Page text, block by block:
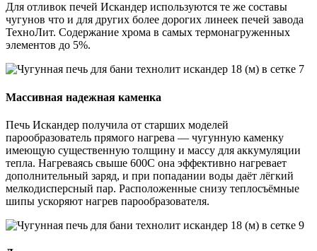
Для отливок печей Искандер используются те же составы
чугунов что и для других более дорогих линеек печей завода
ТехноЛит. Содержание хрома в самых термонагруженных
элементов до 5%.
Массивная надежная каменка
Печь Искандер получила от старших моделей
парообразователь прямого нагрева — чугунную каменку
имеющую существенную толщину и массу для аккумуляции
тепла. Нагреваясь свыше 600С она эффективно нагревает
дополнительный заряд, и при попадании воды даёт лёгкий
мелкодисперсный пар. Расположенные снизу теплосъёмные
шипы ускоряют нагрев парообразователя.